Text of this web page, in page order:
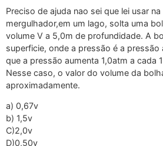
Preciso de ajuda nao sei que lei usar
mergulhador,em um lago, solta uma
volume V a 5,0m de profundidade. A
superficie, onde a pressão é a
que a pressão aumenta 1,0atm a cada
Nesse caso, o valor do volume da
aproximadamente.
a) 0,67v
b) 1,5v
C)2,0v
D)0,50v